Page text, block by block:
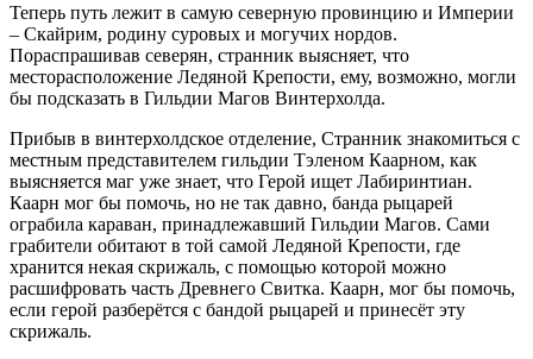
Теперь путь лежит в самую северную провинцию и Империи
– Скайрим, родину суровых и могучих нордов.
Пораспрашивав северян, странник выясняет, что
месторасположение Ледяной Крепости, ему, возможно, могли
бы подсказать в Гильдии Магов Винтерхолда.
Прибыв в винтерхолдское отделение, Странник знакомиться с
местным представителем гильдии Тэленом Каарном, как
выясняется маг уже знает, что Герой ищет Лабиринтиан.
Каарн мог бы помочь, но не так давно, банда рыцарей
ограбила караван, принадлежавший Гильдии Магов. Сами
грабители обитают в той самой Ледяной Крепости, где
хранится некая скрижаль, с помощью которой можно
расшифровать часть Древнего Свитка. Каарн, мог бы помочь,
если герой разберётся с бандой рыцарей и принесёт эту
скрижаль.